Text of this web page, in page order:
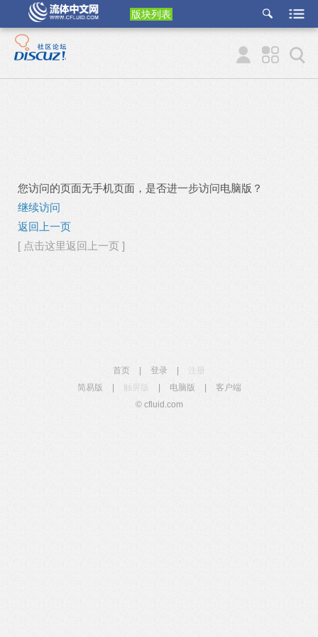
版块列表
etu
p
您访问的页面无手机页面，是否进一步访问电脑版？
继续访问
返回上一页
[ 点击这里返回上一页 ]
首页 登录
简易版
触屏版 电脑版
客户端
© cfluid.com